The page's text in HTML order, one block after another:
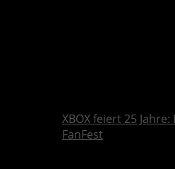
XBOX feiert 25
FanFest